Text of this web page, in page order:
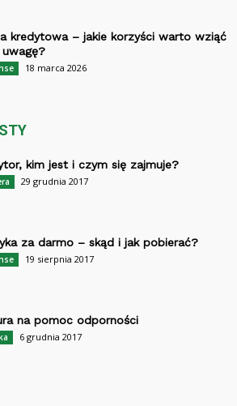
kredytowa – jakie korzyści warto wziąć
18 marca 2026
kim jest i czym się zajmuje?
29 grudnia 2017
za darmo – skąd i jak pobierać?
19 sierpnia 2017
na pomoc odporności
6 grudnia 2017